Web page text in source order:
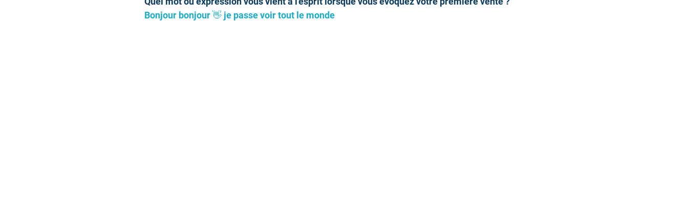
Bonjour bonjour 👋 je passe voir tout le monde